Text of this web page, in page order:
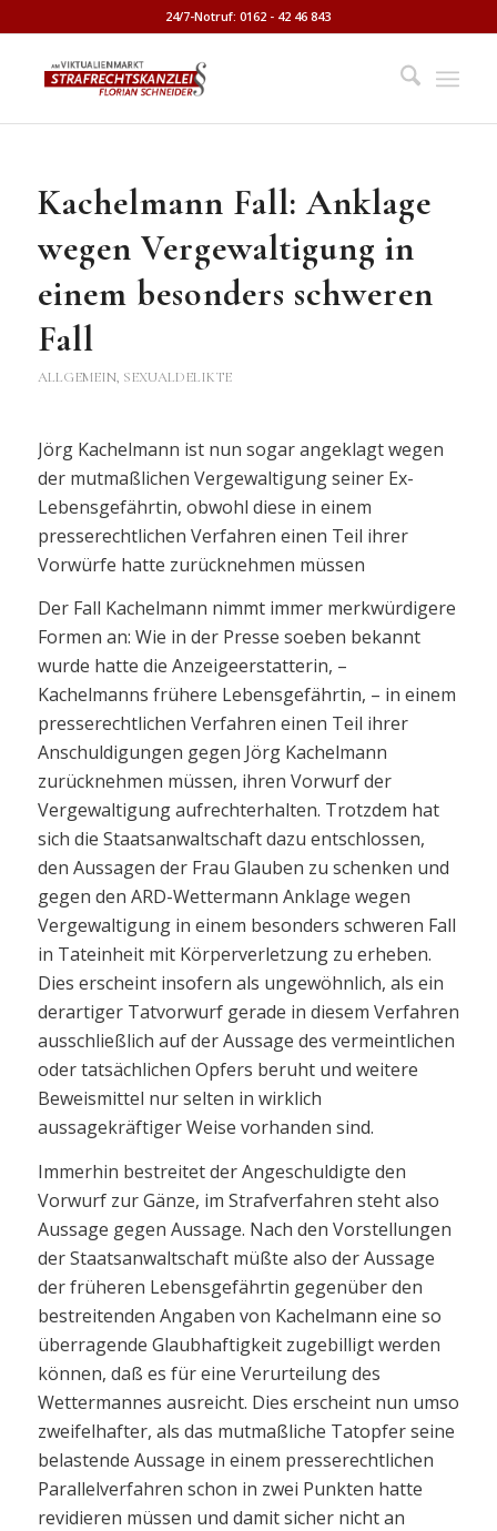
24/7-Notruf: 0162 - 42 46 843
Kachelmann Fall: Anklage
wegen Vergewaltigung in
einem besonders schweren
Fall
ALLGEMEIN, SEXUALDELIKTE
Jörg Kachelmann ist nun sogar angeklagt wegen
der mutmaßlichen Vergewaltigung seiner Ex-
Lebensgefährtin, obwohl diese in einem
presserechtlichen Verfahren einen Teil ihrer
Vorwürfe hatte zurücknehmen müssen
Der Fall Kachelmann nimmt immer merkwürdigere
Formen an: Wie in der Presse soeben bekannt
wurde hatte die Anzeigeerstatterin, –
Kachelmanns frühere Lebensgefährtin, – in einem
presserechtlichen Verfahren einen Teil ihrer
Anschuldigungen gegen Jörg Kachelmann
zurücknehmen müssen, ihren Vorwurf der
Vergewaltigung aufrechterhalten. Trotzdem hat
sich die Staatsanwaltschaft dazu entschlossen,
den Aussagen der Frau Glauben zu schenken und
gegen den ARD-Wettermann Anklage wegen
Vergewaltigung in einem besonders schweren Fall
in Tateinheit mit Körperverletzung zu erheben.
Dies erscheint insofern als ungewöhnlich, als ein
derartiger Tatvorwurf gerade in diesem Verfahren
ausschließlich auf der Aussage des vermeintlichen
oder tatsächlichen Opfers beruht und weitere
Beweismittel nur selten in wirklich
aussagekräftiger Weise vorhanden sind.
Immerhin bestreitet der Angeschuldigte den
Vorwurf zur Gänze, im Strafverfahren steht also
Aussage gegen Aussage. Nach den Vorstellungen
der Staatsanwaltschaft müßte also der Aussage
der früheren Lebensgefährtin gegenüber den
bestreitenden Angaben von Kachelmann eine so
überragende Glaubhaftigkeit zugebilligt werden
können, daß es für eine Verurteilung des
Wettermannes ausreicht. Dies erscheint nun umso
zweifelhafter, als das mutmaßliche Tatopfer seine
belastende Aussage in einem presserechtlichen
Parallelverfahren schon in zwei Punkten hatte
revidieren müssen und damit sicher nicht an